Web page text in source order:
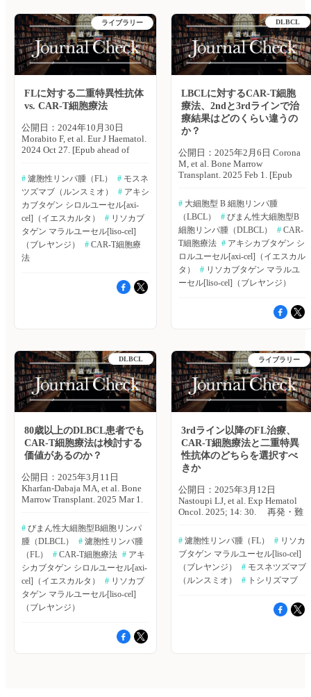
唆された」としている。 （エ
クスメディオ 鷹野 敦夫） 原
著論文はこちら Ysutsue S, et al.
Future Oncol. 2024 Apr 10. [Epub
ahead of
print]▶https://hpcr.jp/app/article/abstract/pubmed/38597742
血液内科 Pro（血液内科医限
定）へ ※「血液内科 Pro」は血
液内科医専門のサービスとなっ
引き続き「知見共有」をご利用
ください。新規会員登録はこち
ら
結果は以下のとおり。 ・デー
タカットオフ時点で、liso-celが
投与された患者は130例（フォ
ローアップ期間中央値：18.9ヵ
月）。 ・ORRおよびCRは達成
された。 ・3ライン以降のFL患
者101例では、ORRが
97％（95％CI：91.6〜99.4）、
CR率が94％（95％CI：87.5〜
97.8）であった。 ・2ラインの
FL患者23例では、ORRが
すべての奏効患者がCRを達成
した。 ・サイトカイン放出症
候群は58％（グレード3以上：
15％（グレード3以上：2％）で
発生した。 著者らは「本試
験により、高リスクの2ライン
以上の再発・難治性FL患者に対
するliso-celの有効性と安全性が
実証された」としている。
（エクスメディオ 鷹野 敦
夫） 原著論文はこちら
Morschhauser F, et al. Nat Med.
print]▶https://hpcr.jp/app/article/
血液内科 Pro（血液内科医限
ております。他診療科の先生は
引き続き「知見共有」をご利用
ください。新規会員登録はこち
ら
ターの近隣に4週間滞在するこ
とを義務付けている。しかし、
このような慎重な対策は、治療
費の増加、患者および介護者の
負担増加、患者アクセスや社会
経済的格差などの課題をもたら
す可能性がある。米国・カンザ
ス大学のNausheen Ahmed氏ら
は、CAR-T細胞療法を行った患
者におけるCRS、ICANSの発生
や持続期間、非再発死亡率
（NRM）の原因を調査した。
Blood Advances誌オンライン版
2024年7月23日号の報告。
tisa-cel、liso-celによる治療を行
った患者475例を対象に、リア
ルワールドにおけるCAR-T細胞
療法実施患者のCRS、ICANSの
発生や持続期間、NRMの原因
を調査するため、レトロスペク
ティブ研究を実施した。 主な
結果は以下のとおり。 ・製品
続期間に違いが認められたが、
注入後2週間以降で新規に発生
で認められた。 ・NRMは、フ
ォローアップ初期にICANS（28
日目までで1.1％）、その後3ヵ
月間で感染症（1.2％）により
発生していた。 著者らは
「本研究結果は、CAR-T細胞療
法のモニタリングを最適化する
上で重要であり、今後は患者の
身体的および経済的制約を軽減
するための仕組みが求められる
クスメディオ 鷹野 敦夫） 原
著論文はこちら Ahmed N, et al.
Blood Adv. 2024 Jul 23. [Epub
print]▶https://hpcr.jp/app/article/abstract/pubmed/39042880
血液内科 Pro（血液内科医限
定）へ ※「血液内科 Pro」は血
液内科医専門のサービスとなっ
ております。他診療科の先生は
引き続き「知見共有」をご利用
ください。新規会員登録はこち
ら
め、ランダム効果メタ解析を用
いて、推定値をプールした。混
合治療の比較では、頻度論的
（frequentist）ネットワークメ
タ解析を用いた。 主な結果は
以下のとおり。 ・3試験、再
メタ解析に含めた。 ・CAR-T
細胞療法は、SOCと比較し、無
イベント生存期間（EFS）、無
増悪生存期間（PFS）の有意な
改善を示した。 【EFS】HR：
0.51、95％CI：0.27〜0.97、I2
＝92％ 【PFS】HR：0.47、
95％CI：0.37〜0.60、I2＝0％
・CAR-T細胞療法では、全生存
られたが、両群間で統計学的に
有意な差は認められなかった
（HR：0.76、95％CI：0.56〜
1.03、I2＝29％）。 ・混合治療
の比較では、tisa-celと比較し、
liso-cel（HR：0.37、95％CI：
0.22〜0.61）およびaxi-
cel（HR：0.42、95％CI：
た。 著者らは「再発・難治
遅らせるうえで効果的な治療法
であると考えられる」としてい
る。 （エクスメディオ 鷹野
敦夫） 原著論文はこちら
Asghar K, et al. Front Oncol.
2024: 14:
1407001.▶https://hpcr.jp/app/
血液内科 Pro（血液内科医限
定）へ ※「血液内科 Pro」は血
液内科医専門のサービスとなっ
ております。他診療科の先生は
ください。新規会員登録はこち
ら
ライブラリー
FLに対する二重特異性抗体
vs. CAR-T細胞療法
公開日：2024年10月30日
Morabito F, et al. Eur J Haematol.
2024 Oct 27. [Epub ahead of
ンパ腫（FL）の治療は、CAR-T
細胞療法と二重特異性抗体の間
で、議論の的となっている。い
ずれの薬剤も免疫生物学的およ
び分子学的マーカーを標的とし
ているが、臨床試験における直
接比較が行われていないため、
有効性の比較は不明なままであ
る。イタリア・Gruppo Amici
Fortunato Morabito氏らは、再
発・難治性FLに対する二重特異
2024年10月27日号の報告。 主
な結果は以下のとおり。 ・
ZUMA-5試験などの重要な試験
において、再発・難治性FLに対
してアキシカブタゲン シロル
ユーセル（axi-cel）は、完全奏
央値3年以上を達成しており、
その有効性が報告されている。
・同様に、TRANSCEND FL試
験において、リソカブタゲン
マラルユーセル（liso-cel）は、
CR率94％と報告されており、
複数の治療歴を有する（heavily
pretreated）患者における良好な
・二重特異性抗体
mosunetuzumabは、GO29781試
験において、有望なアウトカム
を示しており、heavily
pretreatedの再発・難治性FL患
者における全奏効（OR）率は
62％であった。 ・CAR-T細胞
療法は、1回の輸注で治療効果
の、サイトカイン放出症候群
（CRS）、神経毒性、血球減少
# 濾胞性リンパ腫（FL） # モスネ
ツズマブ（ルンスミオ）
# アキシ
カブタゲン シロルユーセル[axi-
cel]（イエスカルタ）
# リソカブ
タゲン マラルユーセル[liso-cel]
（ブレヤンジ）
# CAR-T細胞療
法
DLBCL
LBCLに対するCAR-T細胞
療法、2ndと3rdラインで治
療結果はどのくらい違うの
か？
公開日：2025年2月6日 Corona
M, et al. Bone Marrow
Transplant. 2025 Feb 1. [Epub
法は、再発・難治性大細胞型B
細胞リンパ腫（LBCL）の第2選
択治療に利用可能となった。米
国・ニューヨークメモリアルス
ローンケタリングがんセンター
のMagdalena Corona氏らは、
CAR-T細胞療法を第2選択で実
施した患者と第3選択以降で実
施した患者における再発リスク
Transplantation誌オンライン版
ルユーセル（axi-cel）またはリ
ソカブタゲン マラルユーセル
（liso-cel）で治療を行った再
発・難治性LBCL患者354例
（axi-cel：71％、liso-cel：
29％）。治療ラインの内訳は、
施した患者（早期治療群）80例
（23％）、第3選択以降で実施
した患者（後期治療群）274例
（77％）。 主な結果は以下の
とおり。 ・1年全生存率（OS）
は、早期治療群の方が良好であ
った（82％［95％CI：72〜
93］ vs.71％［95％CI：66〜
77］、p＝0.048）。 ・多変量
アマッチングでは、生存率に対
するメリットは持続しなかっ
た。 ・再発の1年累積発生率は
同程度であり、1年無増悪生存
期間（PFS）も同様であった。
37％（95％CI：24〜50）
vs.43％（95％CI：37〜49）、p
# 大細胞型 B 細胞リンパ腫
（LBCL）
# びまん性大細胞型B
細胞リンパ腫（DLBCL）
# CAR-
T細胞療法 # アキシカブタゲン シ
ロルユーセル[axi-cel]（イエスカル
タ）
# リソカブタゲン マラルユ
ーセル[liso-cel]（ブレヤンジ）
DLBCL
80歳以上のDLBCL患者でも
CAR-T細胞療法は検討する
価値があるのか？
公開日：2025年3月11日
Kharfan-Dabaja MA, et al. Bone
Marrow Transplant. 2025 Mar 1.
胞療法の臨床試験では、高齢者
の悪性リンパ腫患者に対する検
討は、十分に行われていない。
米国・メイヨークリニックの
Mohamed A. Kharfan-Dabaja氏ら
は、80歳以上の悪性リンパ腫患
者に対する標準的なCAR-T細胞
療法の安全性および有効性を評
価するため、多施設共同観察研
Transplantation誌オンライン版
# びまん性大細胞型B細胞リンパ
腫（DLBCL）
# 濾胞性リンパ腫
（FL）
# CAR-T細胞療法 # アキ
シカブタゲン シロルユーセル[axi-
cel]（イエスカルタ）
# リソカブ
タゲン マラルユーセル[liso-cel]
（ブレヤンジ）
ライブラリー
3rdライン以降のFL治療、
CAR-T細胞療法と二重特異
性抗体のどちらを選択すべ
きか
公開日：2025年3月12日
Nastoupi LJ, et al. Exp Hematol
Oncol. 2025; 14: 30. 再発・難
療環境は、抗CD19 CAR-T細胞
療法であるリソカブタゲン マ
ラルユーセル（liso-cel）や抗
CD20/CD3二重特異性モノクロ
ーナル抗体であるモスネツズマ
化した。liso-csiおよびモスネツ
ズマブは、再発・難治性FLに対
# 濾胞性リンパ腫（FL） # リソカ
ブタゲン マラルユーセル[liso-cel]
（ブレヤンジ）
# モスネツズマブ
（ルンスミオ）
# トシリズマブ